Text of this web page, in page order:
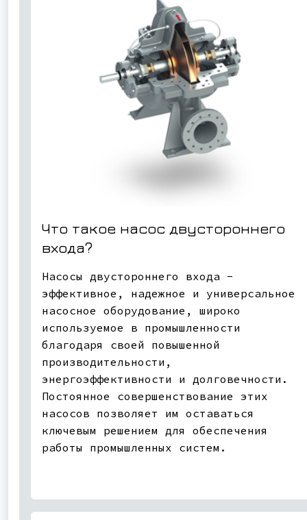
Что такое насос двустороннего
входа?
Насосы двустороннего входа -
эффективное, надежное и универсальное
насосное оборудование, широко
используемое в промышленности
благодаря своей повышенной
производительности,
энергоэффективности и долговечности.
Постоянное совершенствование этих
насосов позволяет им оставаться
ключевым решением для обеспечения
работы промышленных систем.